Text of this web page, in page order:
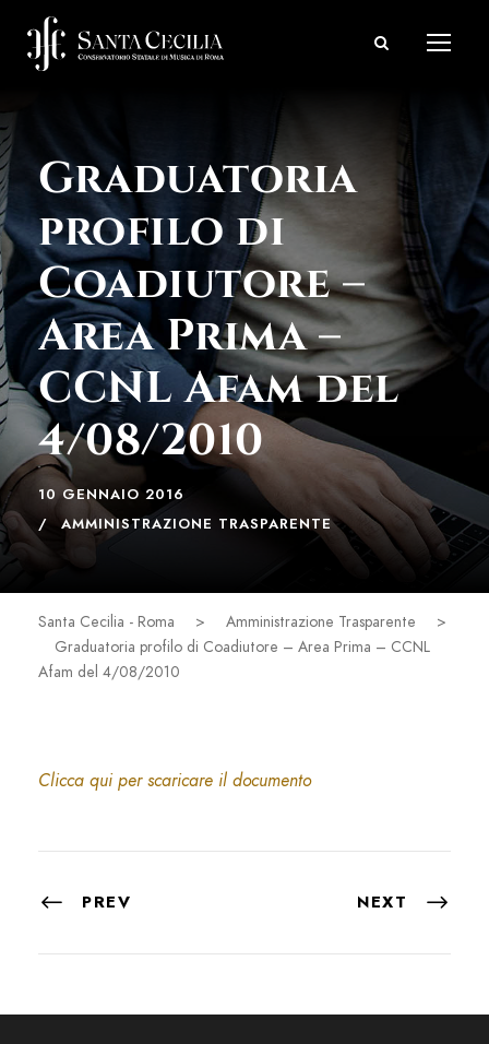
Graduatoria
profilo di
Coadiutore –
Area Prima –
CCNL Afam del
4/08/2010
10 GENNAIO 2016
AMMINISTRAZIONE TRASPARENTE
Santa Cecilia - Roma > Amministrazione Trasparente
>
Graduatoria profilo di Coadiutore – Area Prima – CCNL
Afam del 4/08/2010
Clicca qui per scaricare il documento
PREV NEXT